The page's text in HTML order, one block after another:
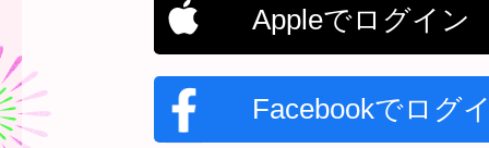
Appleでログイン
Facebookでログ